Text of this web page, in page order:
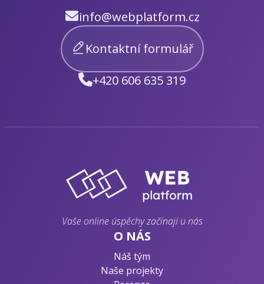
info@webplatform.cz
Kontaktní formulář
+420 606 635 319
Vaše online úspěchy začínají u nás
O NÁS
Náš tým
Naše projekty